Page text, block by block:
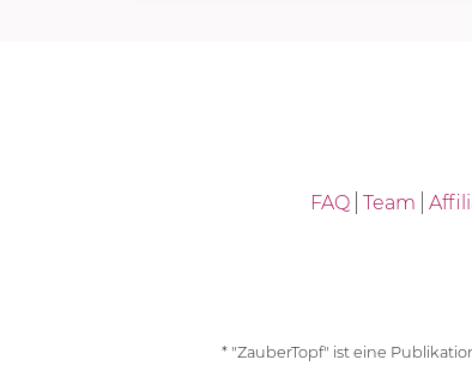
FAQ Team
* "ZauberTopf" ist eine